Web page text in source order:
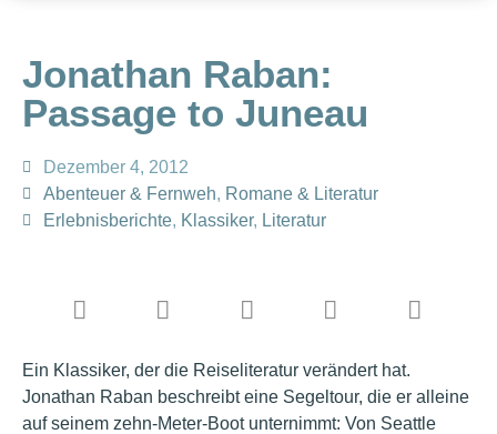
Jonathan Raban:
Passage to Juneau
Dezember 4, 2012
Abenteuer & Fernweh, Romane & Literatur
Erlebnisberichte, Klassiker, Literatur
Ein Klassiker, der die Reiseliteratur verändert hat.
Jonathan Raban beschreibt eine Segeltour, die er alleine
auf seinem zehn-Meter-Boot unternimmt: Von Seattle